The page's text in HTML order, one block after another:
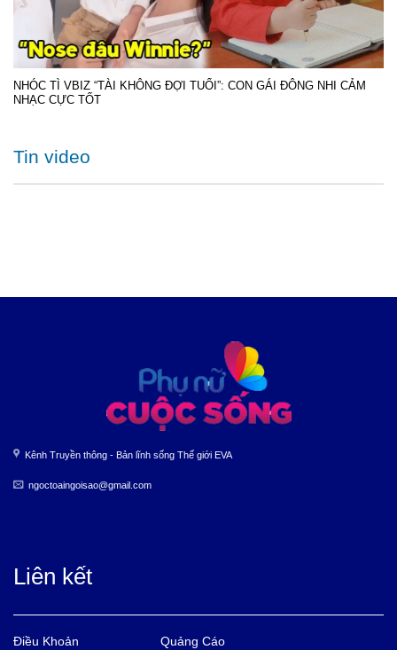
NHÓC TÌ VBIZ “TÀI KHÔNG ĐỢI TUỔI”: CON GÁI ĐÔNG NHI CẢM
NHẠC CỰC TỐT
Tin video
Kênh Truyền thông - Bản lĩnh sống Thế giới EVA
ngoctoaingoisao@gmail.com
Liên kết
Điều Khoản Quảng Cáo